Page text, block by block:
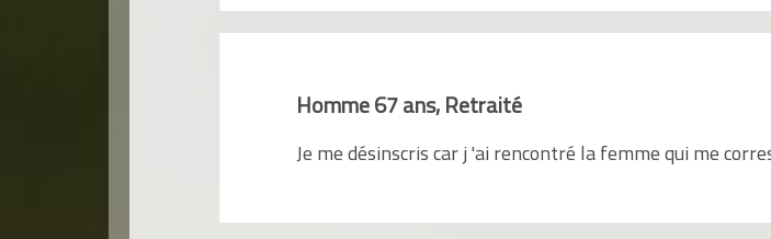
Homme 67 ans, Retraité
Je me désinscris car j 'ai rencontré la femme qui me